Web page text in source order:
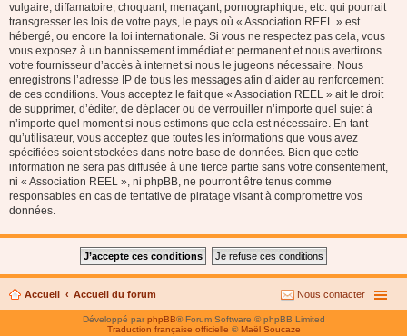
vulgaire, diffamatoire, choquant, menaçant, pornographique, etc. qui pourrait
transgresser les lois de votre pays, le pays où « Association REEL » est
hébergé, ou encore la loi internationale. Si vous ne respectez pas cela, vous
vous exposez à un bannissement immédiat et permanent et nous avertirons
votre fournisseur d’accès à internet si nous le jugeons nécessaire. Nous
enregistrons l’adresse IP de tous les messages afin d’aider au renforcement
de ces conditions. Vous acceptez le fait que « Association REEL » ait le droit
de supprimer, d’éditer, de déplacer ou de verrouiller n’importe quel sujet à
n’importe quel moment si nous estimons que cela est nécessaire. En tant
qu’utilisateur, vous acceptez que toutes les informations que vous avez
spécifiées soient stockées dans notre base de données. Bien que cette
information ne sera pas diffusée à une tierce partie sans votre consentement,
ni « Association REEL », ni phpBB, ne pourront être tenus comme
responsables en cas de tentative de piratage visant à compromettre vos
données.
Accueil Accueil du forum Nous contacter
Développé parphpBB® Forum Software © phpBB Limited
Traduction française officielle © Maël Soucaze